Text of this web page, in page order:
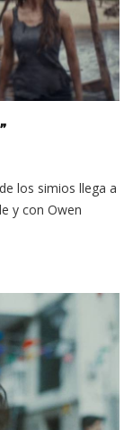
los simios llega a
y con Owen